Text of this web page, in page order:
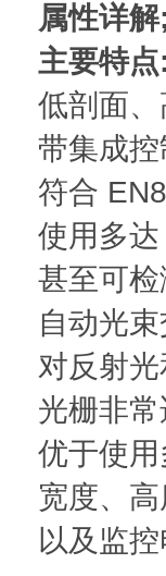
属性详
主要特
低剖面
带集成
符合
使用多
甚至可
自动光
对反射
光栅非
优于使
宽度、
以及监